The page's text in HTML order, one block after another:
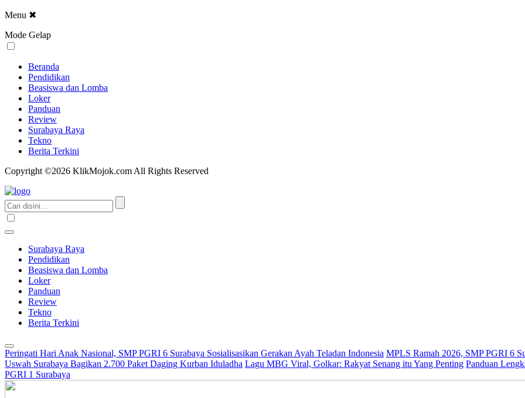
Menu ✖
Mode Gelap
Beranda
Pendidikan
Beasiswa dan Lomba
Loker
Panduan
Review
Surabaya Raya
Tekno
Berita Terkini
Copyright ©2026 KlikMojok.com All Rights Reserved
Surabaya Raya
Pendidikan
Beasiswa dan Lomba
Loker
Panduan
Review
Tekno
Berita Terkini
Peringati Hari Anak Nasional, SMP PGRI 6 Surabaya Sosialisasikan Gerakan Ayah Teladan Indonesia MPLS Ramah 2026, SMP PGRI 6
Uswah Surabaya Bagikan 2.700 Paket Daging Kurban Iduladha Lagu MBG Viral, Golkar: Rakyat Senang itu Yang Penting Panduan
PGRI 1 Surabaya